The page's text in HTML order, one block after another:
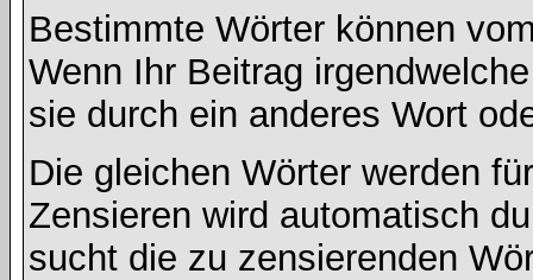
Bestimmte Wörter können
Wenn Ihr Beitrag
sie durch ein anderes Wort
Die gleichen Wörter werden
Zensieren wird automatisch
sucht die zu zensierenden